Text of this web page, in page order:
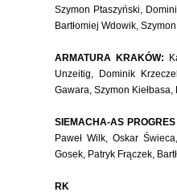
Szymon Ptaszyński,
Bartłomiej Wdowik,
ARMATURA KRAKÓW:
Unzeitig, Dominik
Gawara, Szymon
SIEMACHA-AS
Paweł Wilk, Oskar
Gosek, Patryk Frączek,
RK